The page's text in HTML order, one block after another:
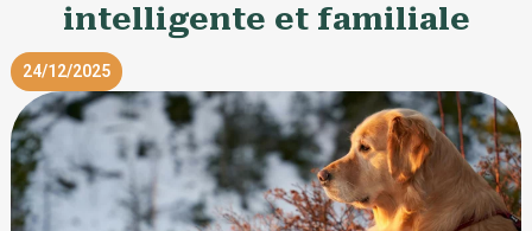
intelligente et familiale
24/12/2025